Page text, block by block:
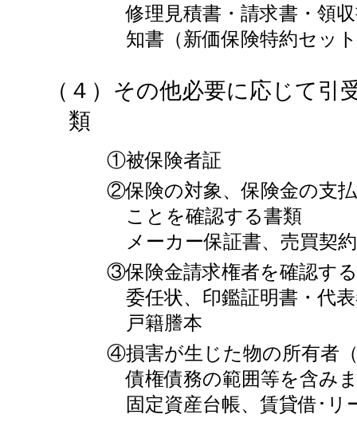
修理見積書・請求書・領
知書（新価保険特約セッ
（４）その他必要に応じて引
類
①被保険者証
②保険の対象、保険金の支
ことを確認する書類
メーカー保証書、売買契
③保険金請求権者を確認す
委任状、印鑑証明書・代
戸籍謄本
④損害が生じた物の所有者
債権債務の範囲等を含み
固定資産台帳、賃貸借･リ